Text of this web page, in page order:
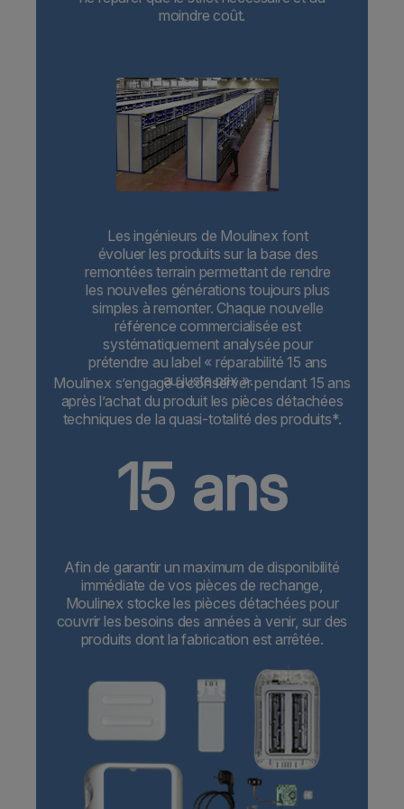
moindre coût.
Les ingénieurs de Moulinex font
évoluer les produits sur la base des
remontées terrain permettant de rendre
les nouvelles générations toujours plus
simples à remonter. Chaque nouvelle
référence commercialisée est
systématiquement analysée pour
prétendre au label « réparabilité 15 ans
au juste prix ».
Moulinex s’engage à conserver pendant 15 ans
après l’achat du produit les pièces détachées
techniques de la quasi-totalité des produits*.
15 ans
Afin de garantir un maximum de disponibilité
immédiate de vos pièces de rechange,
Moulinex stocke les pièces détachées pour
couvrir les besoins des années à venir, sur des
produits dont la fabrication est arrêtée.